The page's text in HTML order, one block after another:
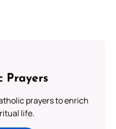
Prayers
prayers to enrich
life.